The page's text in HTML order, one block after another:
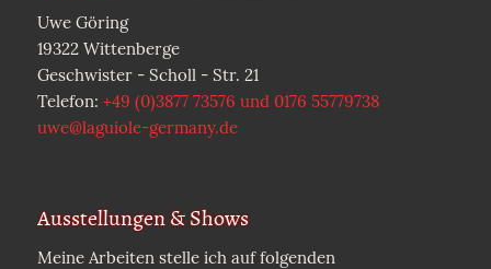
Uwe Göring
19322 Wittenberge
Geschwister - Scholl - Str. 21
Telefon: +49 (0)3877 73576 und 0176 55779738
uwe@laguiole-germany.de
Ausstellungen & Shows
Meine Arbeiten stelle ich auf folgenden